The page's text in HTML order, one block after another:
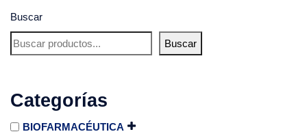
Buscar
Buscar
Categorías
BIOFARMACÉUTICA